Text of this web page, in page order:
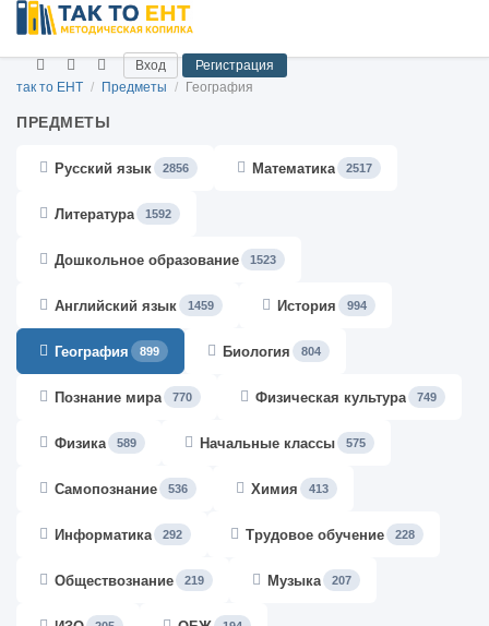
Вход
Регистрация
так то ЕНТ / Предметы / География
ПРЕДМЕТЫ
Русский язык 2856 Математика 2517
Литература 1592
Дошкольное образование 1523
Английский язык 1459 История 994
География 899 Биология 804
Познание мира 770 Физическая культура 749
Физика 589 Начальные классы 575
Самопознание 536 Химия 413
Информатика 292 Трудовое обучение 228
Обществознание 219 Музыка 207